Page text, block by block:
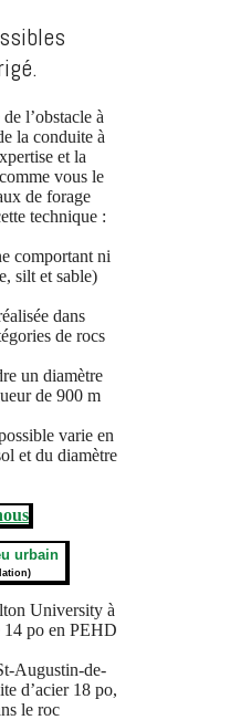
l’obstacle à
la conduite à
et la
vous le
de forage
technique :
comportant ni
silt et sable)
dans
de rocs
un diamètre
de 900 m
varie en
et du diamètre
urbain
University à
14 po en PEHD
Augustin-de-
d’acier 18 po,
le roc